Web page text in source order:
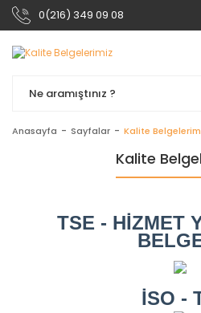
0(216) 349 09 08
Anasayfa Sayfalar Kalite
Kalite
TSE - HİZMET
İSO -